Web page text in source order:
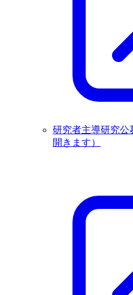
研究者主導研究公
開きます）